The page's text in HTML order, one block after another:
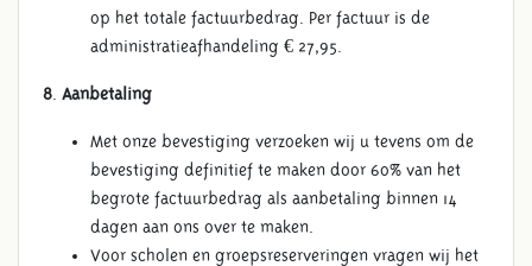
op het totale factuurbedrag. Per factuur is de
administratieafhandeling € 27,95.
8 Aanbetaling
Met onze bevestiging verzoeken wij u tevens om de
bevestiging definitief te maken door 60% van het
begrote factuurbedrag als aanbetaling binnen 14
dagen aan ons over te maken.
Voor scholen en groepsreserveringen vragen wij het